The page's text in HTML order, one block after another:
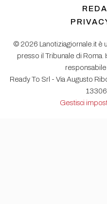
© 2026 Lanotiziagiornale.it è
presso il Tribunale di
responsabile
Ready To Srl - Via Augusto
Gestisci